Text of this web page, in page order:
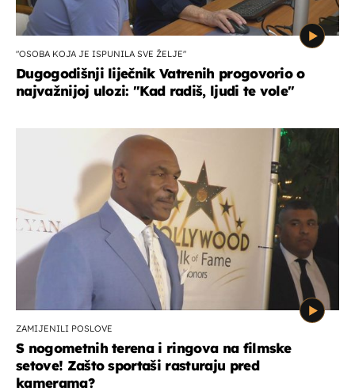
"OSOBA KOJA JE ISPUNILA SVE ŽELJE"
Dugogodišnji liječnik Vatrenih progovorio o
najvažnijoj ulozi: "Kad radiš, ljudi te vole"
ZAMIJENILI POSLOVE
S nogometnih terena i ringova na filmske
setove! Zašto sportaši rasturaju pred
kamerama?